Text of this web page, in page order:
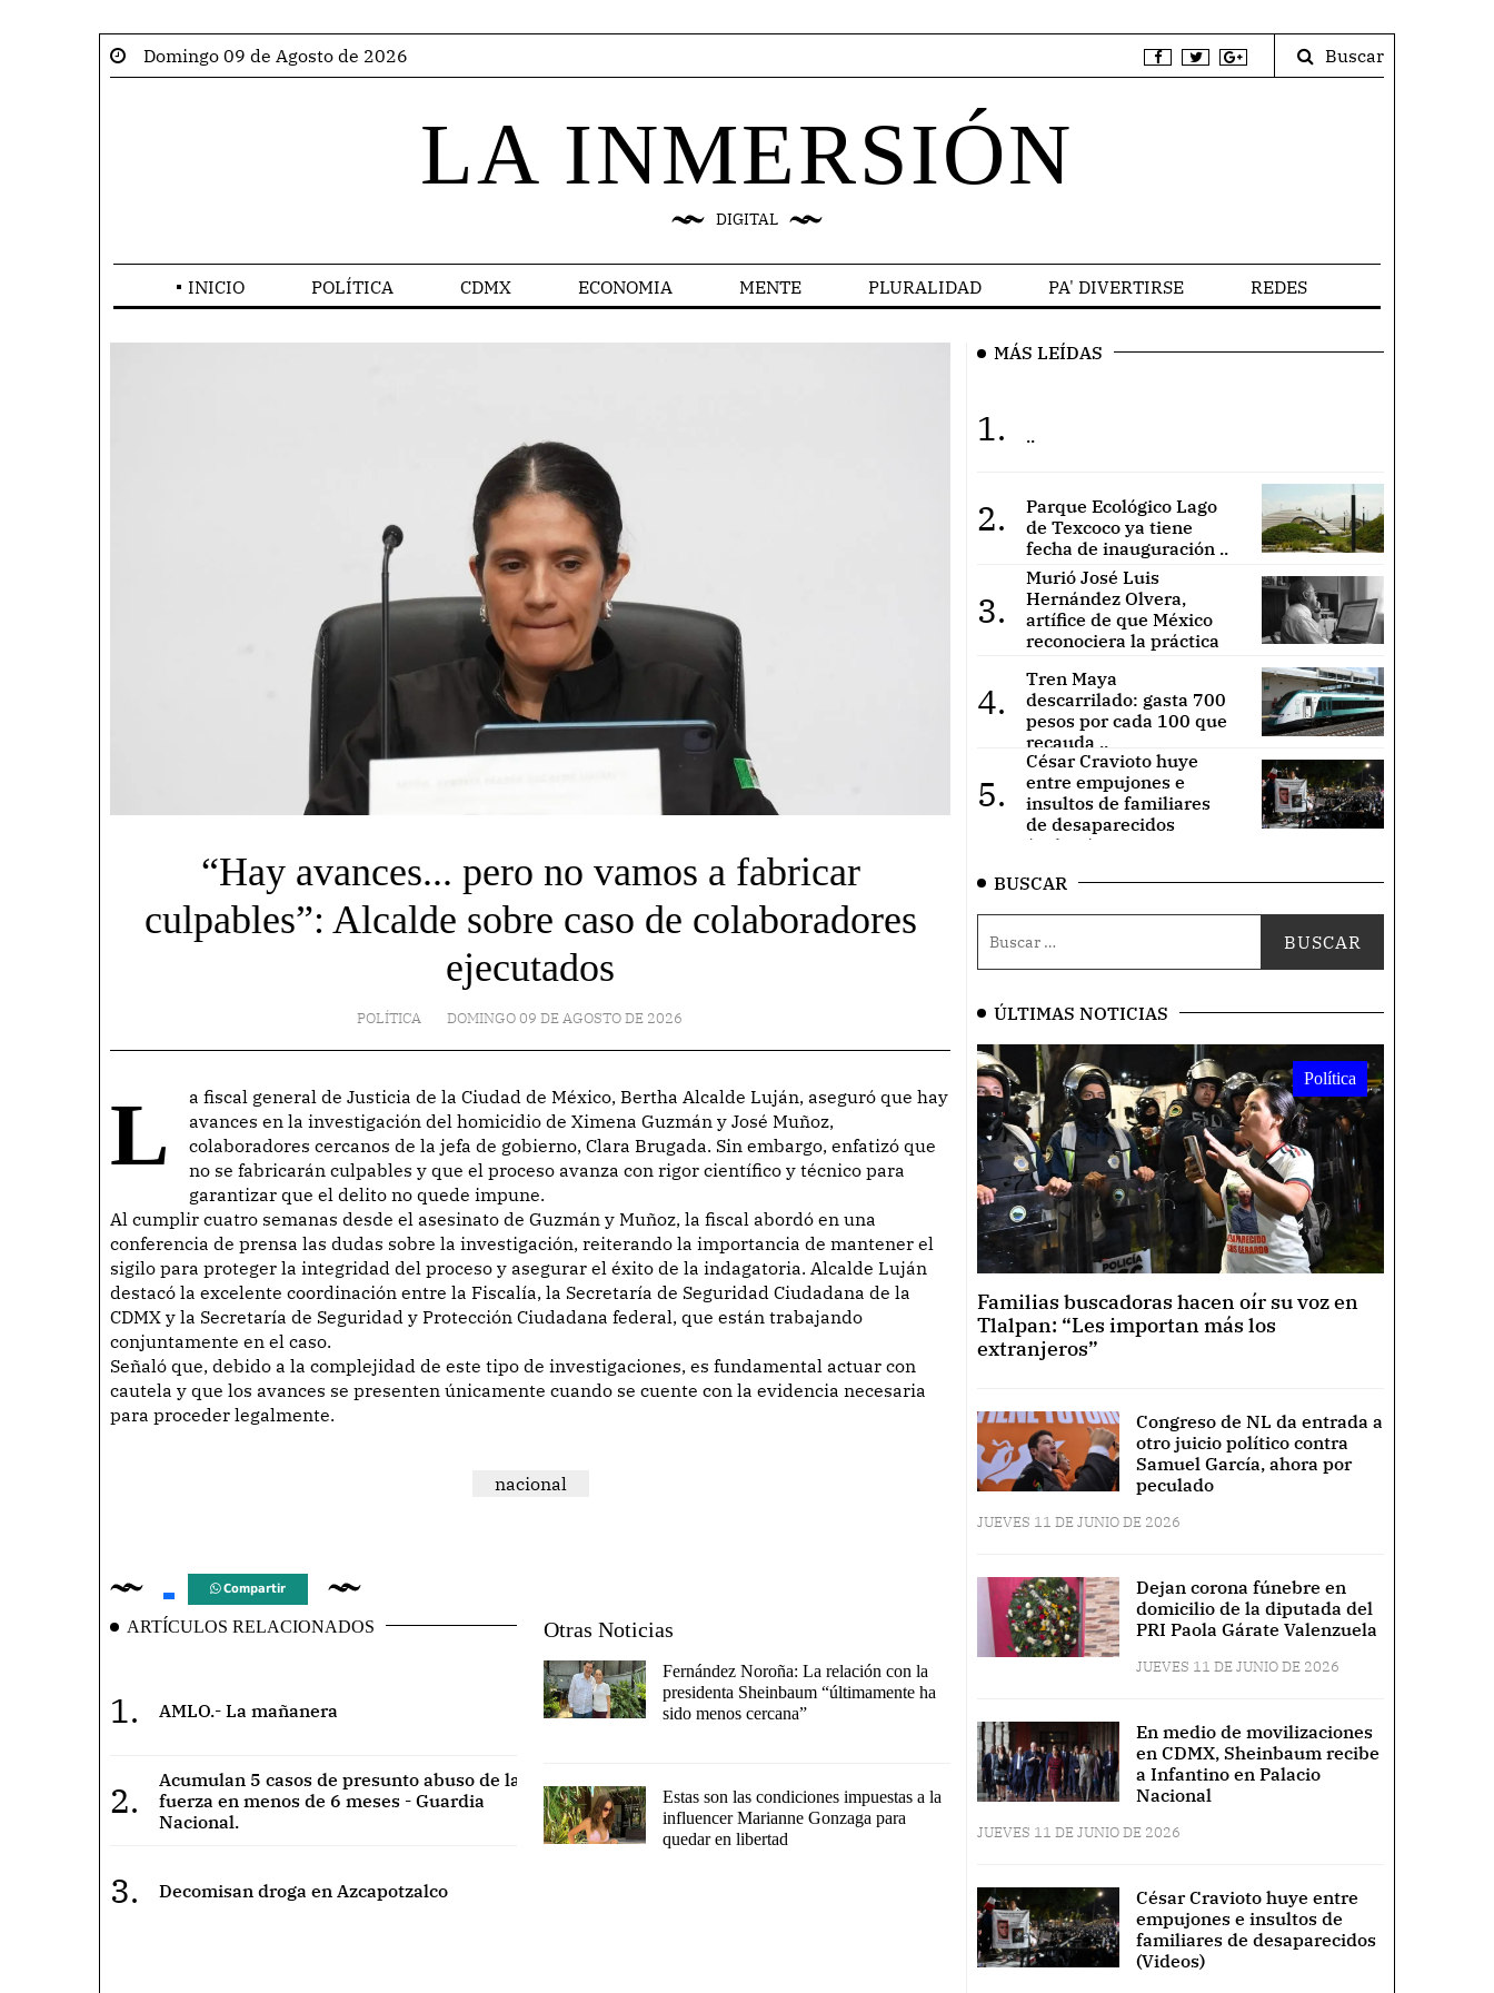
Domingo 09 de Agosto de 2026 Buscar
LA INMERSIÓN
DIGITAL
INICIO POLÍTICA CDMX ECONOMIA MENTE PLURALIDAD PA' DIVERTIRSE REDES
“Hay avances... pero no vamos a fabricar
culpables”: Alcalde sobre caso de colaboradores
ejecutados
POLÍTICA DOMINGO 09 DE AGOSTO DE 2026
La fiscal general de Justicia de la Ciudad de México, Bertha Alcalde Luján, aseguró que hay
avances en la investigación del homicidio de Ximena Guzmán y José Muñoz,
colaboradores cercanos de la jefa de gobierno, Clara Brugada. Sin embargo, enfatizó que
no se fabricarán culpables y que el proceso avanza con rigor científico y técnico para
garantizar que el delito no quede impune.
Al cumplir cuatro semanas desde el asesinato de Guzmán y Muñoz, la fiscal abordó en una
conferencia de prensa las dudas sobre la investigación, reiterando la importancia de mantener el
sigilo para proteger la integridad del proceso y asegurar el éxito de la indagatoria. Alcalde Luján
destacó la excelente coordinación entre la Fiscalía, la Secretaría de Seguridad Ciudadana de la
CDMX y la Secretaría de Seguridad y Protección Ciudadana federal, que están trabajando
conjuntamente en el caso.
Señaló que, debido a la complejidad de este tipo de investigaciones, es fundamental actuar con
cautela y que los avances se presenten únicamente cuando se cuente con la evidencia necesaria
para proceder legalmente.
nacional
Compartir
ARTÍCULOS RELACIONADOS
1. AMLO.- La mañanera
2.
Acumulan 5 casos de presunto abuso de la
fuerza en menos de 6 meses - Guardia
Nacional.
3. Decomisan droga en Azcapotzalco
Otras Noticias
Fernández Noroña: La relación con la
presidenta Sheinbaum “últimamente ha
sido menos cercana”
Estas son las condiciones impuestas a la
influencer Marianne Gonzaga para
quedar en libertad
MÁS LEÍDAS
1. ..
2.
Parque Ecológico Lago
de Texcoco ya tiene
fecha de inauguración ..
3.
Murió José Luis
Hernández Olvera,
artífice de que México
reconociera la práctica
4.
Tren Maya
descarrilado: gasta 700
pesos por cada 100 que
recauda ..
5.
César Cravioto huye
entre empujones e
insultos de familiares
de desaparecidos
(Videos) ..
BUSCAR
ÚLTIMAS NOTICIAS
Política
Familias buscadoras hacen oír su voz en
Tlalpan: “Les importan más los
extranjeros”
Congreso de NL da entrada a
otro juicio político contra
Samuel García, ahora por
peculado
JUEVES 11 DE JUNIO DE 2026
Dejan corona fúnebre en
domicilio de la diputada del
PRI Paola Gárate Valenzuela
JUEVES 11 DE JUNIO DE 2026
En medio de movilizaciones
en CDMX, Sheinbaum recibe
a Infantino en Palacio
Nacional
JUEVES 11 DE JUNIO DE 2026
César Cravioto huye entre
empujones e insultos de
familiares de desaparecidos
(Videos)